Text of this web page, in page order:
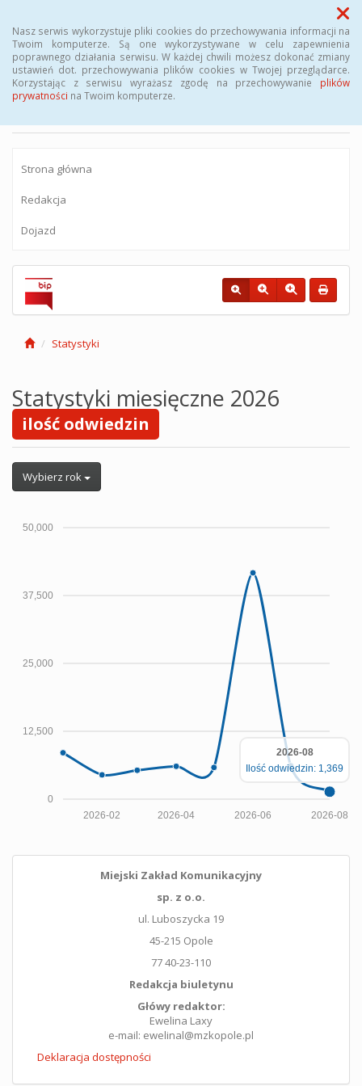
Nasz serwis wykorzystuje pliki cookies do przechowywania informacji na
Twoim komputerze. Są one wykorzystywane w celu zapewnienia
poprawnego działania serwisu. W każdej chwili możesz dokonać zmiany
ustawień dot. przechowywania plików cookies w Twojej przeglądarce.
Korzystając z serwisu wyrażasz zgodę na przechowywanie plików
prywatności na Twoim komputerze.
Menu
BIULETYN INFORMACJI PUBLICZNEJ
Miejskiego Zakładu Komunikacyjnego sp.
Strona główna
Redakcja
Dojazd
Statystyki
Statystyki miesięczne 2026
ilość odwiedzin
Wybierz rok
0
12,500
25,000
37,500
50,000
2026-08
2026-06
2026-04
2026-02
2026-08
Ilość odwiedzin: 1,369
Miejski Zakład Komunikacyjny
sp. z o.o.
ul. Luboszycka 19
45-215 Opole
77 40-23-110
Redakcja biuletynu
Główy redaktor:
Ewelina Laxy
e-mail: ewelinal@mzkopole.pl
Deklaracja dostępności